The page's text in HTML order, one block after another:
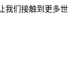
我们接触到更多世